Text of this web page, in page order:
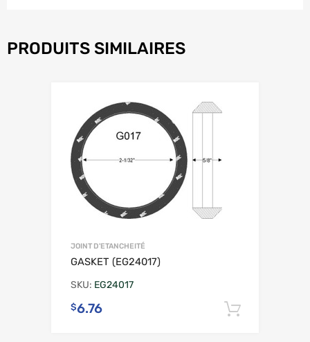
PRODUITS SIMILAIRES
JOINT D'ETANCHEITÉ
GASKET (EG24017)
SKU: EG24017
$6.76